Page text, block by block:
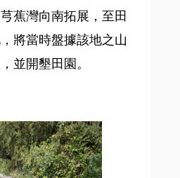
蕉灣向南拓展，至田
將當時盤據該地之山
並開墾田園。